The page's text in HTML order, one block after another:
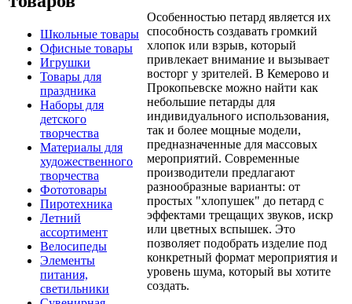
Школьные товары
Офисные товары
Игрушки
Товары для
праздника
Наборы для
детского
творчества
Материалы для
художественного
творчества
Фототовары
Пиротехника
Летний
ассортимент
Велосипеды
Элементы
питания,
светильники
Особенностью петард является их
способность создавать громкий
хлопок или взрыв, который
привлекает внимание и вызывает
восторг у зрителей. В Кемерово и
Прокопьевске можно найти как
небольшие петарды для
индивидуального использования,
так и более мощные модели,
предназначенные для массовых
мероприятий. Современные
производители предлагают
разнообразные варианты: от
простых "хлопушек" до петард с
эффектами трещащих звуков, искр
или цветных вспышек. Это
позволяет подобрать изделие под
конкретный формат мероприятия и
уровень шума, который вы хотите
создать.